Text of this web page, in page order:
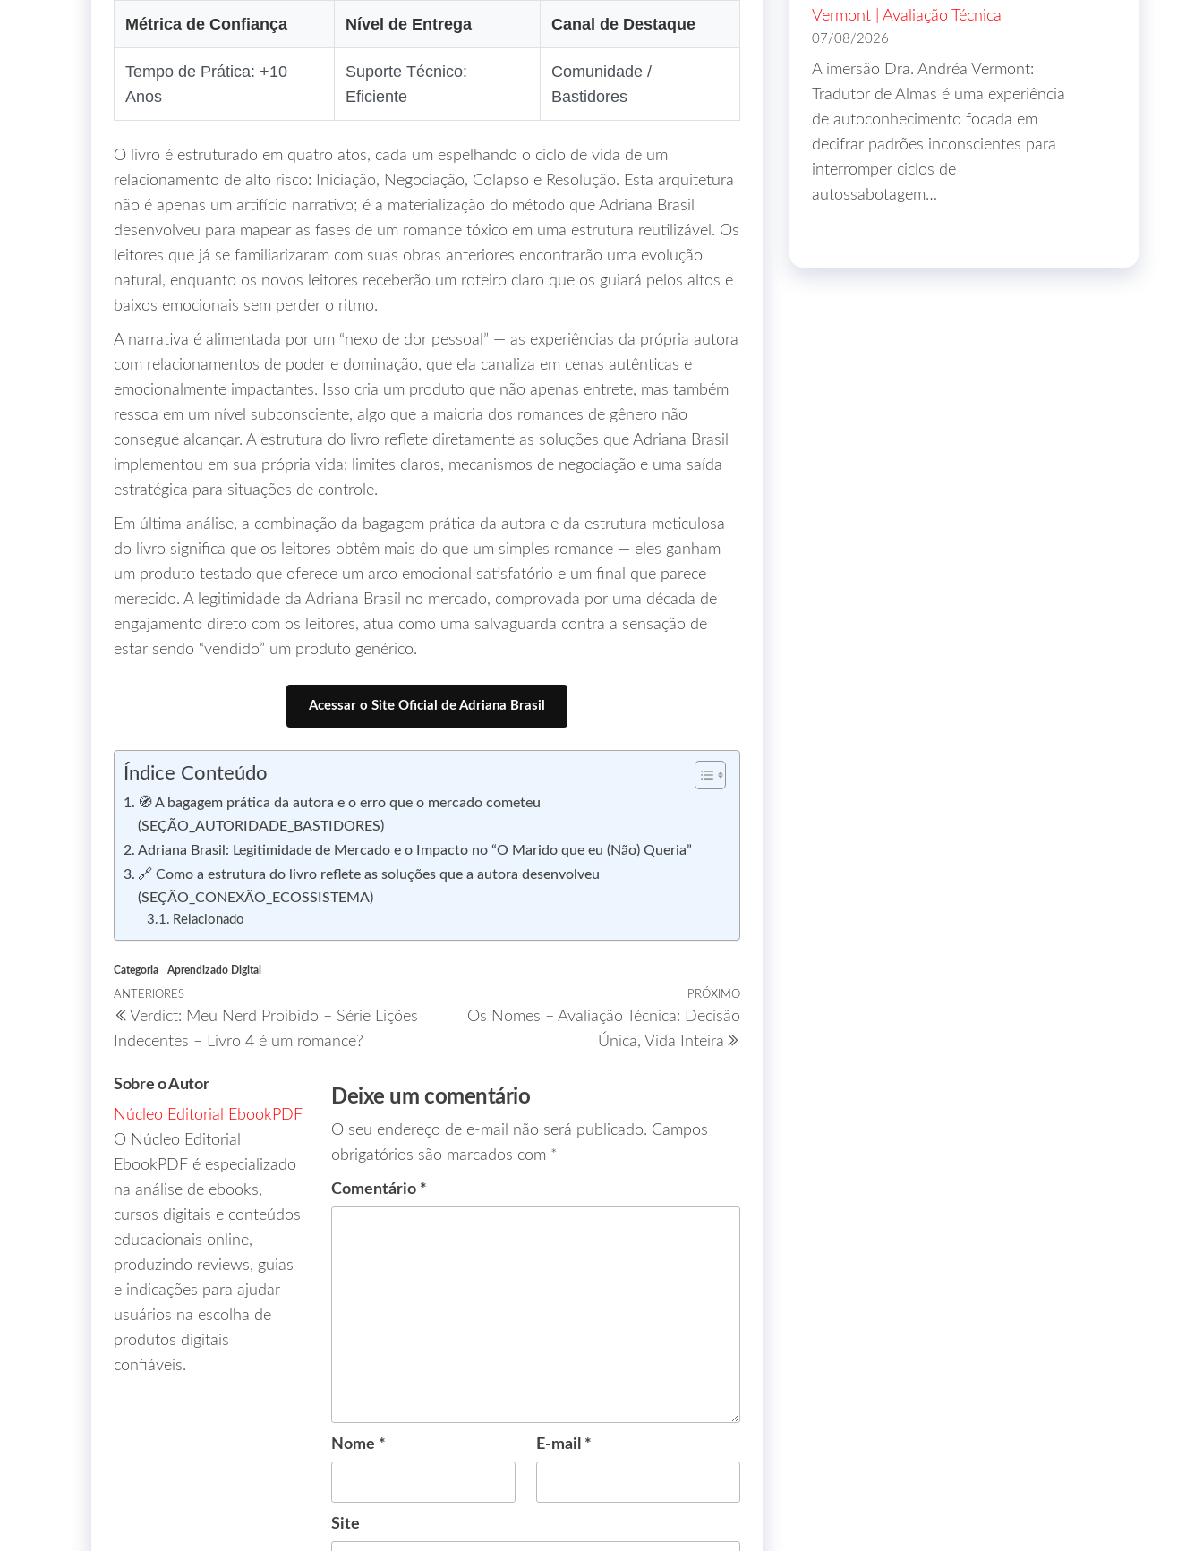
Métrica de Confiança Nível de Entrega Canal de Destaque
Tempo de Prática: +10
Anos
Suporte Técnico:
Eficiente
Comunidade /
Bastidores
O livro é estruturado em quatro atos, cada um espelhando o ciclo de vida de um
relacionamento de alto risco: Iniciação, Negociação, Colapso e Resolução. Esta arquitetura
não é apenas um artifício narrativo; é a materialização do método que Adriana Brasil
desenvolveu para mapear as fases de um romance tóxico em uma estrutura reutilizável. Os
leitores que já se familiarizaram com suas obras anteriores encontrarão uma evolução
natural, enquanto os novos leitores receberão um roteiro claro que os guiará pelos altos e
baixos emocionais sem perder o ritmo.
A narrativa é alimentada por um “nexo de dor pessoal” — as experiências da própria autora
com relacionamentos de poder e dominação, que ela canaliza em cenas autênticas e
emocionalmente impactantes. Isso cria um produto que não apenas entrete, mas também
ressoa em um nível subconsciente, algo que a maioria dos romances de gênero não
consegue alcançar. A estrutura do livro reflete diretamente as soluções que Adriana Brasil
implementou em sua própria vida: limites claros, mecanismos de negociação e uma saída
estratégica para situações de controle.
Em última análise, a combinação da bagagem prática da autora e da estrutura meticulosa
do livro significa que os leitores obtêm mais do que um simples romance — eles ganham
um produto testado que oferece um arco emocional satisfatório e um final que parece
merecido. A legitimidade da Adriana Brasil no mercado, comprovada por uma década de
engajamento direto com os leitores, atua como uma salvaguarda contra a sensação de
estar sendo “vendido” um produto genérico.
Acessar o Site Oficial de Adriana Brasil
Índice Conteúdo
🧭 A bagagem prática da autora e o erro que o mercado cometeu
(SEÇÃO_AUTORIDADE_BASTIDORES)
Adriana Brasil: Legitimidade de Mercado e o Impacto no “O Marido que eu (Não) Queria”
🔗 Como a estrutura do livro reflete as soluções que a autora desenvolveu
(SEÇÃO_CONEXÃO_ECOSSISTEMA)
Relacionado
Categoria Aprendizado Digital
ANTERIORES
Verdict: Meu Nerd Proibido – Série Lições
Indecentes – Livro 4 é um romance?
PRÓXIMO
Os Nomes – Avaliação Técnica: Decisão
Única, Vida Inteira
Sobre o Autor
Núcleo Editorial EbookPDF
O Núcleo Editorial
EbookPDF é especializado
na análise de ebooks,
cursos digitais e conteúdos
educacionais online,
produzindo reviews, guias
e indicações para ajudar
usuários na escolha de
produtos digitais
confiáveis.
Deixe um comentário
O seu endereço de e-mail não será publicado. Campos
obrigatórios são marcados com *
Comentário *
Nome * E-mail *
Site
Vermont | Avaliação Técnica
07/08/2026
A imersão Dra. Andréa Vermont:
Tradutor de Almas é uma experiência
de autoconhecimento focada em
decifrar padrões inconscientes para
interromper ciclos de
autossabotagem…